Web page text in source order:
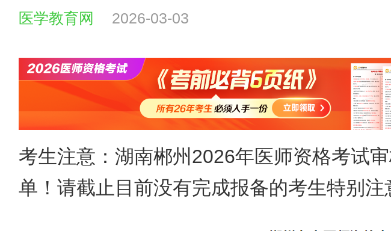
医学教育网 2026-03-03
考生注意：湖南郴州2026年医师资格考试
单！请截止目前没有完成报备的考生特别